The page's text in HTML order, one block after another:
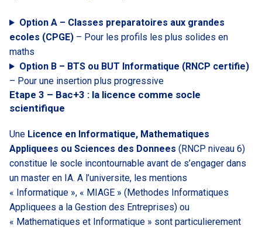
Option A – Classes preparatoires aux grandes
ecoles (CPGE) – Pour les profils les plus solides en
maths
Option B – BTS ou BUT Informatique (RNCP certifie)
– Pour une insertion plus progressive
Etape 3 – Bac+3 : la licence comme socle
scientifique
Une Licence en Informatique, Mathematiques
Appliquees ou Sciences des Donnees (RNCP niveau 6)
constitue le socle incontournable avant de s’engager dans
un master en IA. A l’universite, les mentions
« Informatique », « MIAGE » (Methodes Informatiques
Appliquees a la Gestion des Entreprises) ou
« Mathematiques et Informatique » sont particulierement